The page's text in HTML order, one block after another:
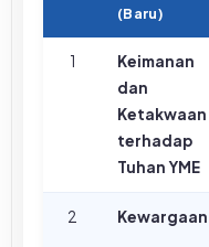
(Baru)
1
Keimanan
dan
Ketakwaan
terhadap
Tuhan YME
2 Kewargaan